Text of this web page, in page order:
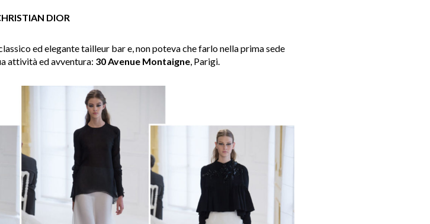
DIOR
ed elegante tailleur bar e, non poteva che farlo nella prima sede
attività ed avventura: 30 Avenue Montaigne, Parigi.